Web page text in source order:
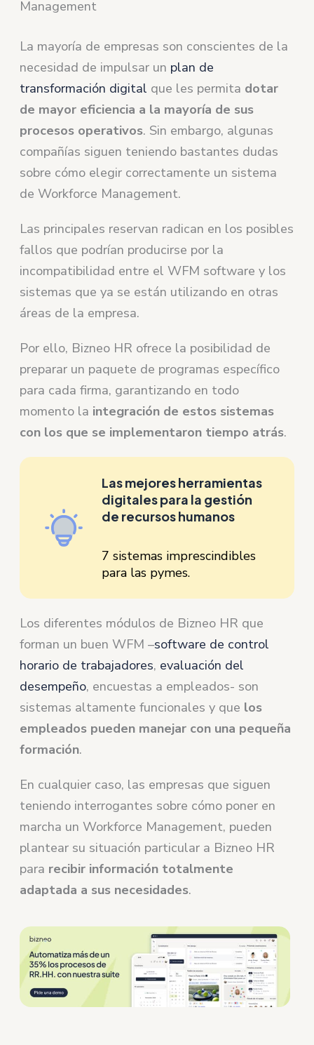
Management
La mayoría de empresas son conscientes de la
necesidad de impulsar un plan de
transformación digital que les permita dotar
de mayor eficiencia a la mayoría de sus
procesos operativos. Sin embargo, algunas
compañías siguen teniendo bastantes dudas
sobre cómo elegir correctamente un sistema
de Workforce Management.
Las principales reservan radican en los posibles
fallos que podrían producirse por la
incompatibilidad entre el WFM software y los
sistemas que ya se están utilizando en otras
áreas de la empresa.
Por ello, Bizneo HR ofrece la posibilidad de
preparar un paquete de programas específico
para cada firma, garantizando en todo
momento la integración de estos sistemas
con los que se implementaron tiempo atrás.
Las mejores herramientas
digitales para la gestión
de recursos humanos
7 sistemas imprescindibles
para las pymes.
Los diferentes módulos de Bizneo HR que
forman un buen WFM –software de control
horario de trabajadores, evaluación del
desempeño, encuestas a empleados- son
sistemas altamente funcionales y que los
empleados pueden manejar con una pequeña
formación.
En cualquier caso, las empresas que siguen
teniendo interrogantes sobre cómo poner en
marcha un Workforce Management, pueden
plantear su situación particular a Bizneo HR
para recibir información totalmente
adaptada a sus necesidades.